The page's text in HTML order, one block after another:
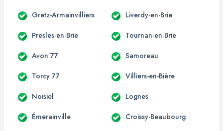
Gretz-Armainvilliers Liverdy-en-Brie
Presles-en-Brie Tournan-en-Brie
Avon 77 Samoreau
Torcy 77 Villiers-en-Bière
Noisiel Lognes
Émerainville Croissy-Beaubourg